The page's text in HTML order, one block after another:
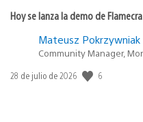
Hoy se lanza la demo de
Mateusz Pokrzywniak
Community Manager,
Fecha
28 de julio de 2026 6